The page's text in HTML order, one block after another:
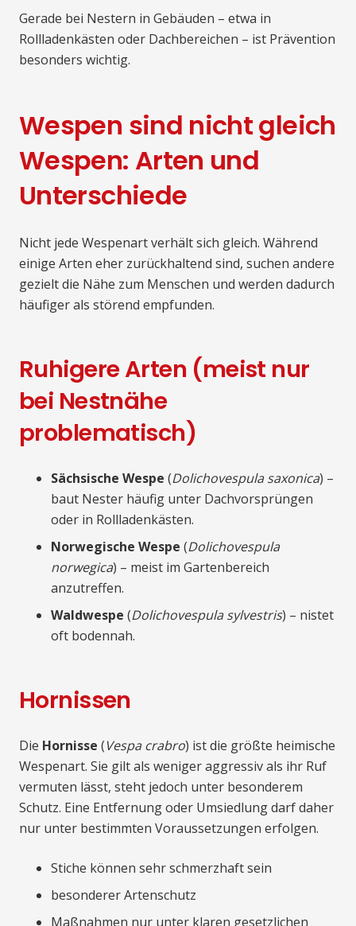
Gerade bei Nestern in Gebäuden – etwa in
Rollladenkästen oder Dachbereichen – ist Prävention
besonders wichtig.
Wespen sind nicht gleich
Wespen: Arten und
Unterschiede
Nicht jede Wespenart verhält sich gleich. Während
einige Arten eher zurückhaltend sind, suchen andere
gezielt die Nähe zum Menschen und werden dadurch
häufiger als störend empfunden.
Ruhigere Arten (meist nur
bei Nestnähe
problematisch)
Sächsische Wespe (Dolichovespula saxonica) –
baut Nester häufig unter Dachvorsprüngen
oder in Rollladenkästen.
Norwegische Wespe (Dolichovespula
norwegica) – meist im Gartenbereich
anzutreffen.
Waldwespe (Dolichovespula sylvestris) – nistet
oft bodennah.
Hornissen
Die Hornisse (Vespa crabro) ist die größte heimische
Wespenart. Sie gilt als weniger aggressiv als ihr Ruf
vermuten lässt, steht jedoch unter besonderem
Schutz. Eine Entfernung oder Umsiedlung darf daher
nur unter bestimmten Voraussetzungen erfolgen.
Stiche können sehr schmerzhaft sein
besonderer Artenschutz
Maßnahmen nur unter klaren gesetzlichen